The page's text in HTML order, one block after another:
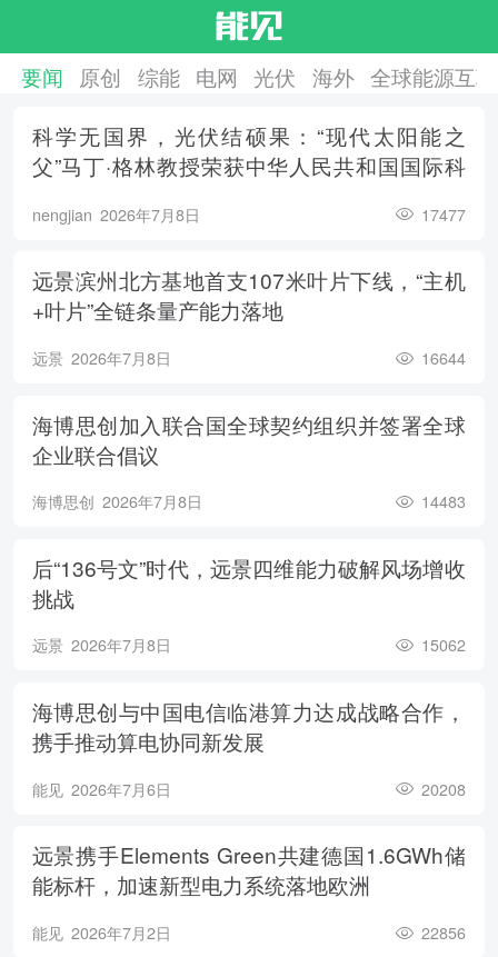
要闻 原创 综能 电网 光伏 海外 全球能源互
科学无国界，光伏结硕果：“现代太阳能之
父”马丁·格林教授荣获中华人民共和国国际科
nengjian 2026年7月8日 17477
远景滨州北方基地首支107米叶片下线，“主机
+叶片”全链条量产能力落地
远景 2026年7月8日 16644
海博思创加入联合国全球契约组织并签署全球
企业联合倡议
海博思创 2026年7月8日 14483
后“136号文”时代，远景四维能力破解风场增收
挑战
远景 2026年7月8日 15062
海博思创与中国电信临港算力达成战略合作，
携手推动算电协同新发展
能见 2026年7月6日 20208
远景携手Elements Green共建德国1.6GWh储
能标杆，加速新型电力系统落地欧洲
能见 2026年7月2日 22856